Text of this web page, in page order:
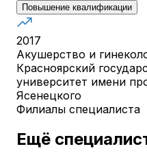
Повышение квалификации
2017
Акушерство и
Красноярский
университет имени
Ясенецкого
Филиалы специалиста
Ещё